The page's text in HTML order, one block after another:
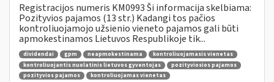
Registracijos numeris KM0993 Ši informacija skelbiama:
Pozityvios pajamos (13 str.) Kadangi tos pačios
kontroliuojamojo užsienio vieneto pajamos gali būti
apmokestinamos Lietuvos Respublikoje tik...
dividendai gpm neapmokestinama
kontroliuojamasis vienetas
kontroliuojantis nuolatinis lietuvos gyventojas
pozityviosios pajamos
pozityvios pajamos
kontroliuojamas vienetas